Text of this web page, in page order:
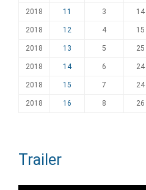
2018 11 3 14
2018 12 4 15
2018 13 5 25
2018 14 6 24
2018 15 7 24
2018 16 8 26
Trailer